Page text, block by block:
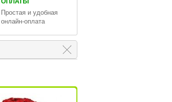
Простая и удобная
онлайн-оплата